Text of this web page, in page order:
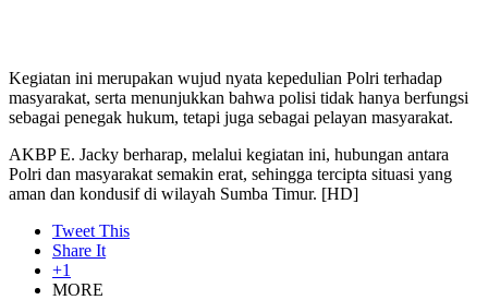
Kegiatan ini merupakan wujud nyata kepedulian Polri terhadap
masyarakat, serta menunjukkan bahwa polisi tidak hanya berfungsi
sebagai penegak hukum, tetapi juga sebagai pelayan masyarakat.
AKBP E. Jacky berharap, melalui kegiatan ini, hubungan antara
Polri dan masyarakat semakin erat, sehingga tercipta situasi yang
aman dan kondusif di wilayah Sumba Timur. [HD]
Tweet This
Share It
+1
MORE